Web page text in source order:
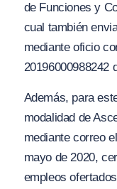
de Funciones y
cual también
mediante oficio
20196000988242
Además, para
modalidad de
mediante correo
mayo de 2020,
empleos